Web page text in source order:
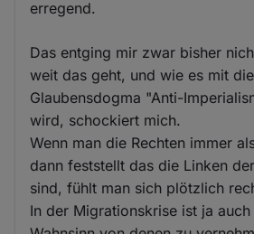
erregend.
Das entging mir zwar bisher
weit das geht, und wie es mit
Glaubensdogma "Anti-
wird, schockiert mich.
Wenn man die Rechten immer
dann feststellt das die Linken
sind, fühlt man sich plötzlich
In der Migrationskrise ist ja